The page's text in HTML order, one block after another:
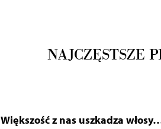
NAJCZĘSTSZE
Większość z nas uszkadza